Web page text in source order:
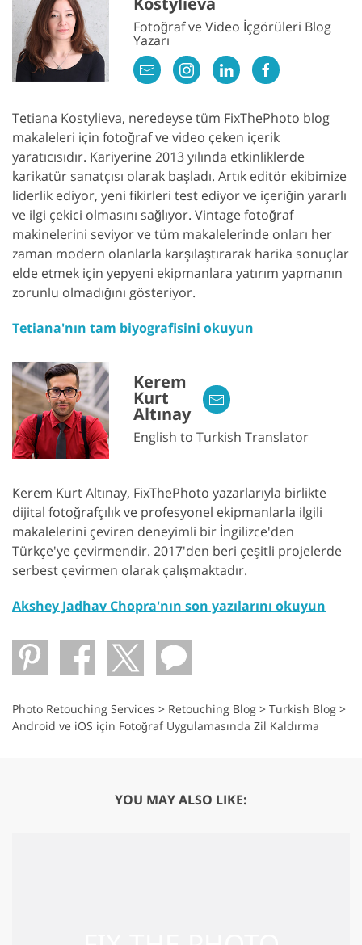
Fotoğraf ve Video İçgörüleri Blog
Yazarı
Tetiana Kostylieva, neredeyse tüm FixThePhoto blog
makaleleri için fotoğraf ve video çeken içerik
yaratıcısıdır. Kariyerine 2013 yılında etkinliklerde
karikatür sanatçısı olarak başladı. Artık editör ekibimize
liderlik ediyor, yeni fikirleri test ediyor ve içeriğin yararlı
ve ilgi çekici olmasını sağlıyor. Vintage fotoğraf
makinelerini seviyor ve tüm makalelerinde onları her
zaman modern olanlarla karşılaştırarak harika sonuçlar
elde etmek için yepyeni ekipmanlara yatırım yapmanın
zorunlu olmadığını gösteriyor.
Tetiana'nın tam biyografisini okuyun
Kerem
Kurt
Altınay
English to Turkish Translator
Kerem Kurt Altınay, FixThePhoto yazarlarıyla birlikte
dijital fotoğrafçılık ve profesyonel ekipmanlarla ilgili
makalelerini çeviren deneyimli bir İngilizce'den
Türkçe'ye çevirmendir. 2017'den beri çeşitli projelerde
serbest çevirmen olarak çalışmaktadır.
Akshey Jadhav Chopra'nın son yazılarını okuyun
Photo Retouching Services > Retouching Blog > Turkish Blog >
Android ve iOS için Fotoğraf Uygulamasında Zil Kaldırma
YOU MAY ALSO LIKE: